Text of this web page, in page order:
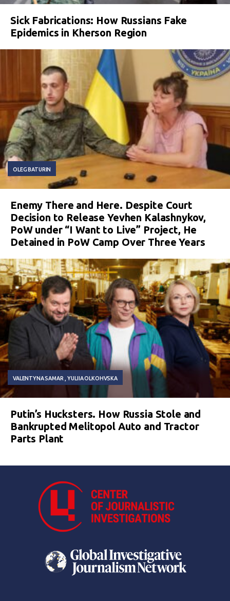
Sick Fabrications: How Russians Fake
Epidemics in Kherson Region
OLEG BATURIN
Enemy There and Here. Despite Court
Decision to Release Yevhen Kalashnykov,
PoW under “I Want to Live” Project, He
Detained in PoW Camp Over Three Years
VALENTYNA SAMAR YULIIA OLKOHVSKA
Putin’s Hucksters. How Russia Stole and
Bankrupted Melitopol Auto and Tractor
Parts Plant